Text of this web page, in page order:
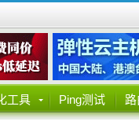
工具 Ping测试